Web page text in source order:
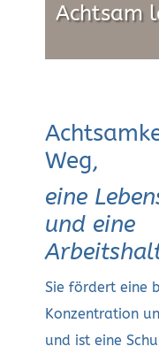
Achtsam
Weg,
eine
und eine
Sie fördert eine
Konzentration
und ist eine